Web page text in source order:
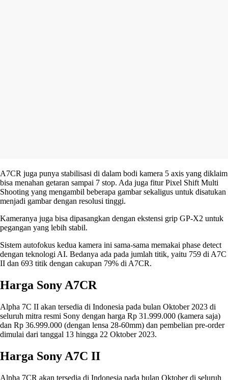
A7CR juga punya stabilisasi di dalam bodi kamera 5 axis yang diklaim
bisa menahan getaran sampai 7 stop. Ada juga fitur Pixel Shift Multi
Shooting yang mengambil beberapa gambar sekaligus untuk disatukan
menjadi gambar dengan resolusi tinggi.
Kameranya juga bisa dipasangkan dengan ekstensi grip GP-X2 untuk
pegangan yang lebih stabil.
Sistem autofokus kedua kamera ini sama-sama memakai phase detect
dengan teknologi AI. Bedanya ada pada jumlah titik, yaitu 759 di A7C
II dan 693 titik dengan cakupan 79% di A7CR.
Harga Sony A7CR
Alpha 7C II akan tersedia di Indonesia pada bulan Oktober 2023 di
seluruh mitra resmi Sony dengan harga Rp 31.999.000 (kamera saja)
dan Rp 36.999.000 (dengan lensa 28-60mm) dan pembelian pre-order
dimulai dari tanggal 13 hingga 22 Oktober 2023.
Harga Sony A7C II
Alpha 7CR akan tersedia di Indonesia pada bulan Oktober di seluruh